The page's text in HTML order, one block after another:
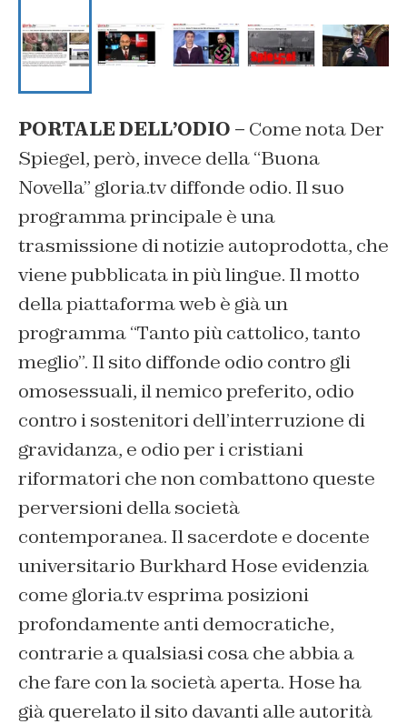
PORTALE DELL’ODIO – Come nota Der
Spiegel, però, invece della “Buona
Novella” gloria.tv diffonde odio. Il suo
programma principale è una
trasmissione di notizie autoprodotta, che
viene pubblicata in più lingue. Il motto
della piattaforma web è già un
programma “Tanto più cattolico, tanto
meglio”. Il sito diffonde odio contro gli
omosessuali, il nemico preferito, odio
contro i sostenitori dell’interruzione di
gravidanza, e odio per i cristiani
riformatori che non combattono queste
perversioni della società
contemporanea. Il sacerdote e docente
universitario Burkhard Hose evidenzia
come gloria.tv esprima posizioni
profondamente anti democratiche,
contrarie a qualsiasi cosa che abbia a
che fare con la società aperta. Hose ha
già querelato il sito davanti alle autorità